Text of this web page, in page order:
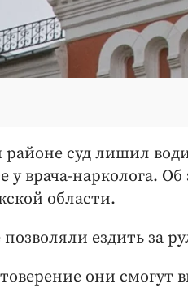
суд лишил
у врача-нарколога.
области.
ездить за
они смогут